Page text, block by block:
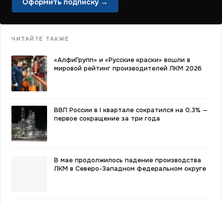
Оформить подписку →
ЧИТАЙТЕ ТАКЖЕ
«АлфиГрупп» и «Русские краски» вошли в
мировой рейтинг производителей ЛКМ 2026
ВВП России в I квартале сократился на 0,3% —
первое сокращение за три года
В мае продолжилось падение производства
ЛКМ в Северо-Западном федеральном округе